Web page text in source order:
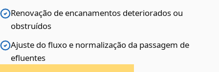
Renovação de encanamentos deteriorados ou
obstruídos
Ajuste do fluxo e normalização da passagem de
efluentes